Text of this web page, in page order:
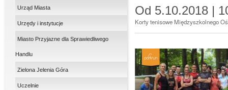
Urząd Miasta
Urzędy i instytucje
Miasto Przyjazne dla Sprawiedliwego
Handlu
Zielona Jelenia Góra
Uczelnie
Od 5.10.2018 |
Korty tenisowe Międzyszkolnego